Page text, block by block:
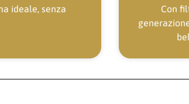
ideale, senza
Con